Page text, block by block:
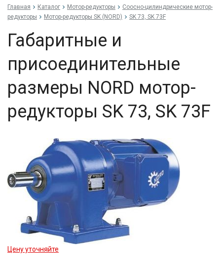
Главная Каталог Мотор-редукторы
Соосно-цилиндрические мотор-
редукторы
Мотор-редукторы SK (NORD) SK 73, SK 73F
Габаритные и
присоединительные
размеры NORD мотор-
редукторы SK 73, SK 73F
Цену уточняйте